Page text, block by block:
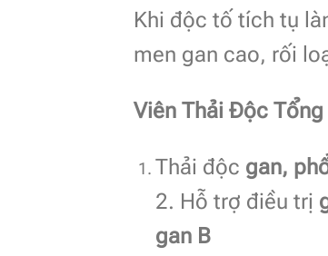
Khi độc tố tích tụ
men gan cao, rối
Viên Thải Độc
Thải độc gan,
2. Hỗ trợ điều trị
gan B